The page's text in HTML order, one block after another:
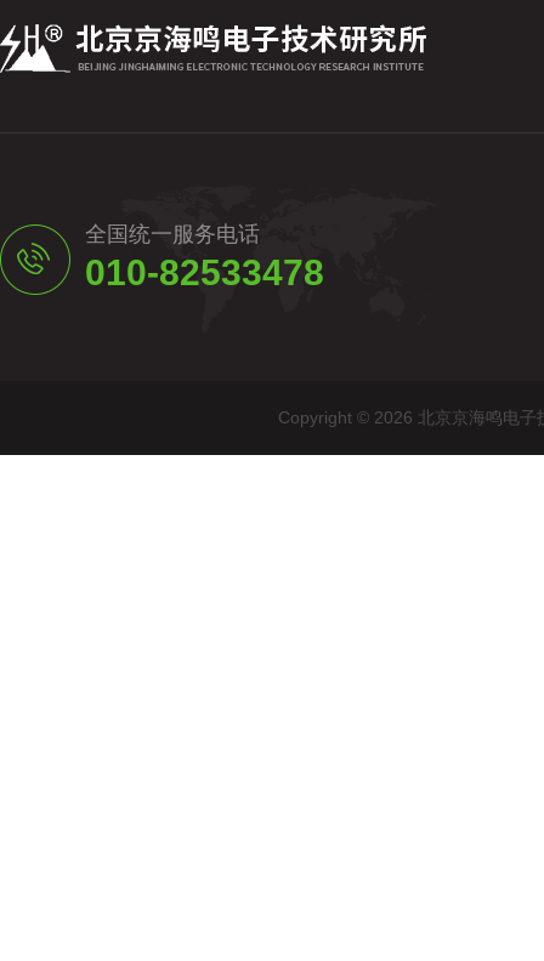
全国统一服务电话
010-82533478
Copyright © 2026 北京京海鸣电